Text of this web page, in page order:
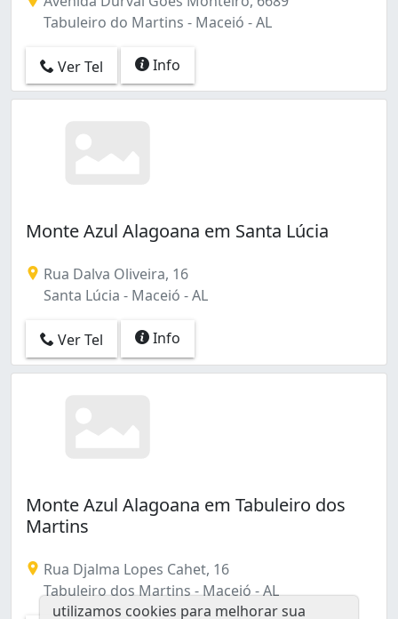
Tabuleiro do Martins - Maceió - AL
Ver Tel Info
Monte Azul Alagoana em Santa Lúcia
Rua Dalva Oliveira, 16
Santa Lúcia - Maceió - AL
Ver Tel Info
Monte Azul Alagoana em Tabuleiro dos
Martins
Rua Djalma Lopes Cahet, 16
Tabuleiro dos Martins - Maceió - AL
utilizamos cookies para melhorar sua